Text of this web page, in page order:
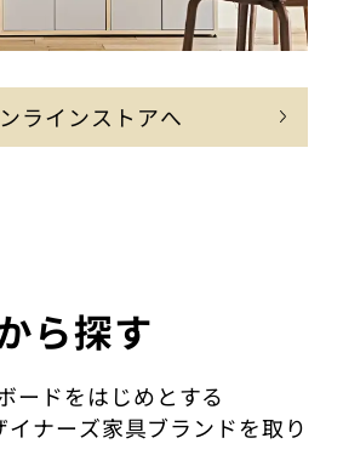
ラインストアへ
ら探す
ードをはじめとする
ナーズ家具ブランドを取り